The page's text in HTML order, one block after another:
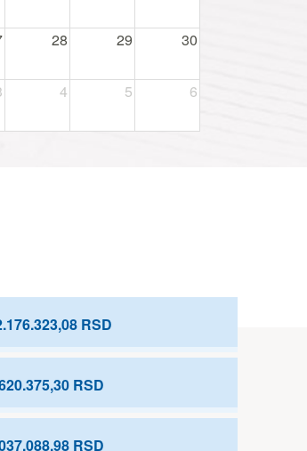
28 29 30
4 5 6
RSD
RSD
RSD